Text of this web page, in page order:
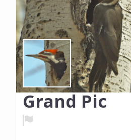
Grand Pic